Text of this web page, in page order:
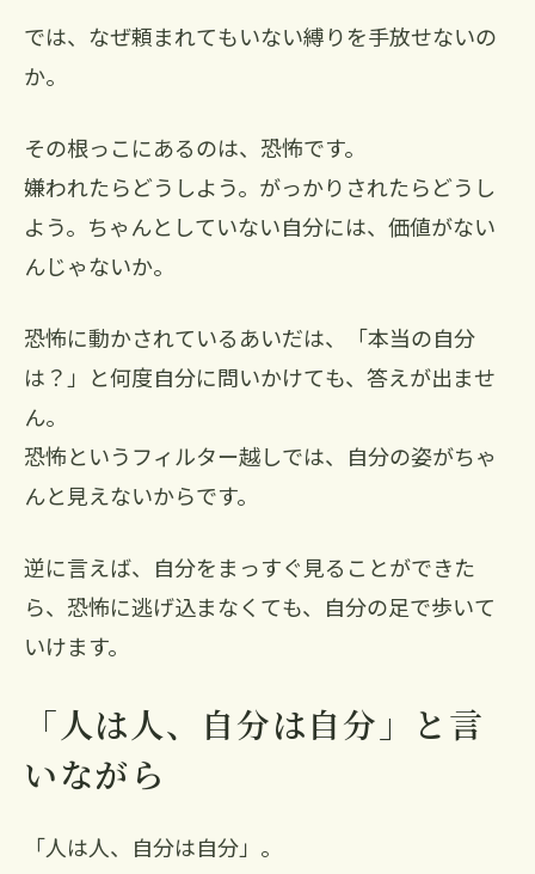
では、なぜ頼まれてもいない縛りを手放せないの
か。
その根っこにあるのは、恐怖です。
嫌われたらどうしよう。がっかりされたらどうし
よう。ちゃんとしていない自分には、価値がない
んじゃないか。
恐怖に動かされているあいだは、「本当の自分
は？」と何度自分に問いかけても、答えが出ませ
ん。
恐怖というフィルター越しでは、自分の姿がちゃ
んと見えないからです。
逆に言えば、自分をまっすぐ見ることができた
ら、恐怖に逃げ込まなくても、自分の足で歩いて
いけます。
「人は人、自分は自分」と言
いながら
「人は人、自分は自分」。